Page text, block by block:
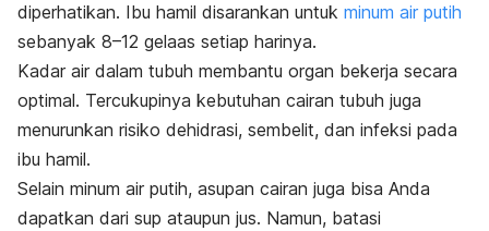
diperhatikan. Ibu hamil disarankan untuk minum air putih
sebanyak 8–12 gelaas setiap harinya.
Kadar air dalam tubuh membantu organ bekerja secara
optimal. Tercukupinya kebutuhan cairan tubuh juga
menurunkan risiko dehidrasi, sembelit, dan infeksi pada
ibu hamil.
Selain minum air putih, asupan cairan juga bisa Anda
dapatkan dari sup ataupun jus. Namun, batasi